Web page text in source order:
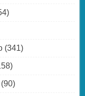
(341)
(90)